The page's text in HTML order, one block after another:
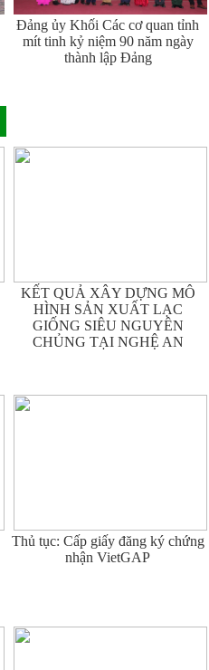
Đảng ủy Khối Các cơ quan tỉnh
mít tinh kỷ niệm 90 năm ngày
thành lập Đảng
KẾT QUẢ XÂY DỰNG MÔ
HÌNH SẢN XUẤT LẠC
GIỐNG SIÊU NGUYÊN
CHỦNG TẠI NGHỆ AN
Thủ tục: Cấp giấy đăng ký chứng
nhận VietGAP